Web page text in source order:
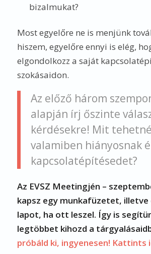
bizalmukat?
Most egyelőre ne is menjünk
hiszem, egyelőre ennyi is elég,
elgondolkozz a saját
szokásaidon.
Az előző három
alapján írj őszinte
kérdésekre! Mit
valamiben hiányosnak
kapcsolatépítésedet?
Az EVSZ Meetingjén –
kapsz egy munkafüzetet, illetve
lapot, ha ott leszel. Így is
legtöbbet kihozd a
próbáld ki, ingyenesen! Kattints